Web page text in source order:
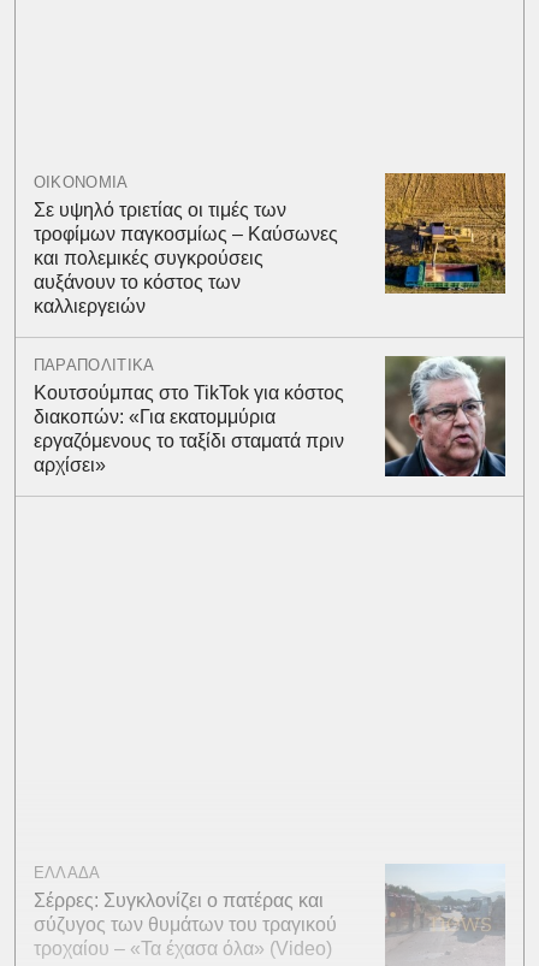
ΟΙΚΟΝΟΜΙΑ
Σε υψηλό τριετίας οι τιμές των
τροφίμων παγκοσμίως – Καύσωνες
και πολεμικές συγκρούσεις
αυξάνουν το κόστος των
καλλιεργειών
ΠΑΡΑΠΟΛΙΤΙΚΑ
Κουτσούμπας στο TikTok για κόστος
διακοπών: «Για εκατομμύρια
εργαζόμενους το ταξίδι σταματά πριν
αρχίσει»
ΕΛΛΑΔΑ
Σέρρες: Συγκλονίζει ο πατέρας και
σύζυγος των θυμάτων του τραγικού
τροχαίου – «Τα έχασα όλα» (Video)